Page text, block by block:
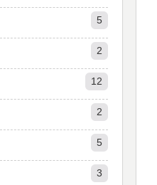
5
2
12
2
5
3